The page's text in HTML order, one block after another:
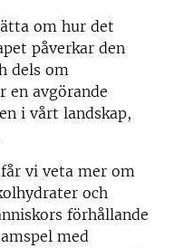
om hur det
påverkar den
dels om
en avgörande
i vårt landskap,
vi veta mer om
och
förhållande
med